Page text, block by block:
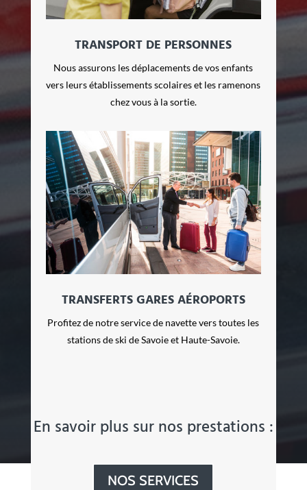
TRANSPORT DE PERSONNES
Nous assurons les déplacements de vos enfants
vers leurs établissements scolaires et les ramenons
chez vous à la sortie.
TRANSFERTS GARES AÉROPORTS
Profitez de notre service de navette vers toutes les
stations de ski de Savoie et Haute-Savoie.
En savoir plus sur nos prestations :
NOS SERVICES